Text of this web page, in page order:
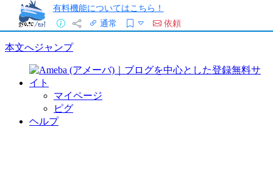
有料機能についてはこちら！
通常
依頼